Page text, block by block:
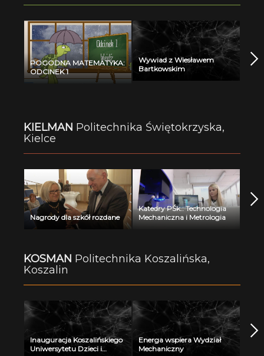
POGODNA MATEMATYKA:
ODCINEK 1
Wywiad z Wiesławem
Bartkowskim
KIELMAN Politechnika Świętokrzyska,
Kielce
Nagrody dla szkół rozdane
Katedry PŚk.: Technologia
Mechaniczna i Metrologia
KOSMAN Politechnika Koszalińska,
Koszalin
Inauguracja Koszalińskiego
Uniwersytetu Dzieci i
Energa wspiera Wydział
Mechaniczny